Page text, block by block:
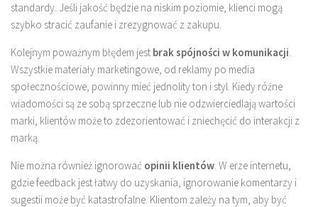
standardy. Jeśli jakość będzie na niskim poziomie, klienci mogą
szybko stracić zaufanie i zrezygnować z zakupu.
Kolejnym poważnym błędem jest brak spójności w komunikacji
Wszystkie materiały marketingowe, od reklamy po media
społecznościowe, powinny mieć jednolity ton i styl. Kiedy różne
wiadomości są ze sobą sprzeczne lub nie odzwierciedlają wartości
marki, klientów może to zdezorientować i zniechęcić do interakcji z
marką.
Nie można również ignorować opinii klientów . W erze internetu,
gdzie feedback jest łatwy do uzyskania, ignorowanie komentarzy i
sugestii może być katastrofalne. Klientom zależy na tym, aby być